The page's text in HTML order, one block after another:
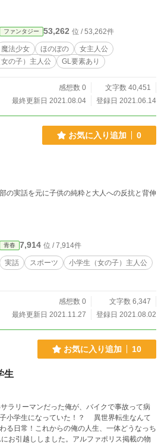
ファンタジー 53,262 位 / 53,262件
魔法少女 ほのぼの
女主人公
の子）主人公 GL要素あり
感想数 0
文字数 40,451
最終更新日 2021.08.04
登録日 2021.06.14
お気に入り追加 0
の実話を元に子供の純粋と大人への反抗と背伸
青春 7,914 位 / 7,914件
実話 スポーツ
小学生（女の子）主人公
感想数 0
文字数 6,347
最終更新日 2021.11.27
登録日 2021.08.02
お気に入り追加 10
生
ラリーマンだった俺が、バイクで事故って病
小学生になっていた！？ 異世界転生なんて
る日常！これからの俺の人生、一体どうなっち